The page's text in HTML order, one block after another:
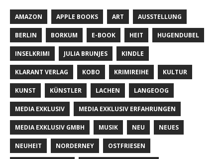
AMAZON APPLE BOOKS ART AUSSTELLUNG
BERLIN BORKUM E-BOOK HEIT HUGENDUBEL
INSELKRIMI JULIA BRUNJES KINDLE
KLARANT VERLAG KOBO KRIMIREIHE KULTUR
KUNST KÜNSTLER LACHEN LANGEOOG
MEDIA EXKLUSIV MEDIA EXKLUSIV ERFAHRUNGEN
MEDIA EXKLUSIV GMBH MUSIK NEU NEUES
NEUHEIT NORDERNEY OSTFRIESEN